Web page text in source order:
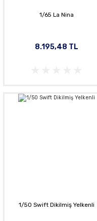
1/65 La Nina
8.195,48 TL
1/50 Swift Dikilmiş Yelkenli